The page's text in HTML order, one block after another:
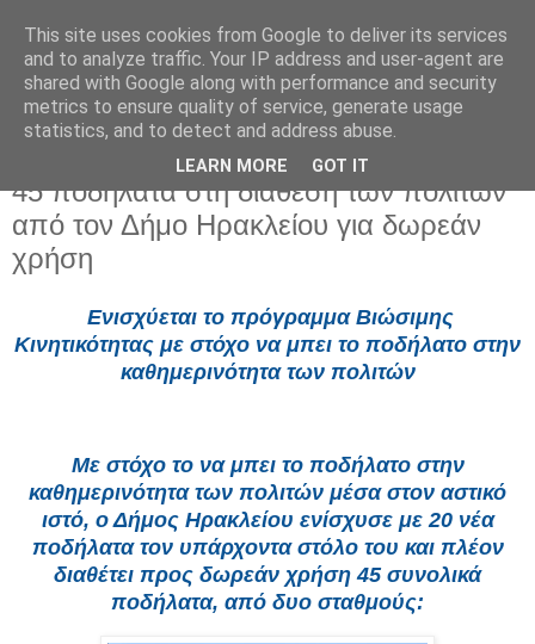
Παρασκευή 4 Απριλίου 2025
45 ποδήλατα στη διάθεση των πολιτών
από τον Δήμο Ηρακλείου για δωρεάν
χρήση
Ενισχύεται το πρόγραμμα Βιώσιμης
Κινητικότητας με στόχο να μπει το ποδήλατο στην
καθημερινότητα των πολιτών
Με στόχο το να μπει το ποδήλατο στην
καθημερινότητα των πολιτών μέσα στον αστικό
ιστό, ο Δήμος Ηρακλείου ενίσχυσε με 20 νέα
ποδήλατα τον υπάρχοντα στόλο του και πλέον
διαθέτει προς δωρεάν χρήση 45 συνολικά
ποδήλατα, από δυο σταθμούς:
This site uses cookies from Google to deliver its services
and to analyze traffic. Your IP address and user-agent are
shared with Google along with performance and security
metrics to ensure quality of service, generate usage
statistics, and to detect and address abuse.
LEARN MORE GOT IT